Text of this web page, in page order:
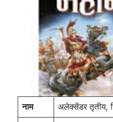
नाम अलेक्सेंडर तृतीय,